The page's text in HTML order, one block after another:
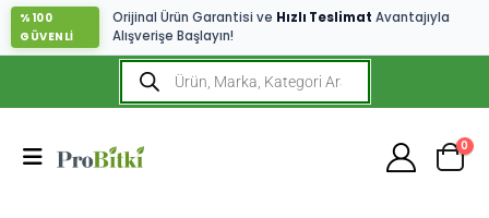
%100
GÜVENLİ
Orijinal Ürün Garantisi ve Hızlı Teslimat Avantajıyla
Alışverişe Başlayın!
0